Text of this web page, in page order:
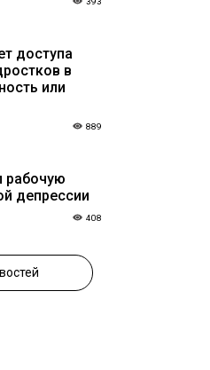
доступа
в
или
889
рабочую
депрессии
408